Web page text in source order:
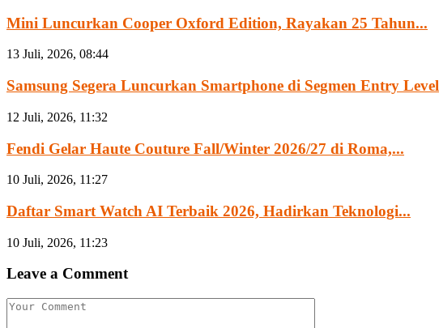
Mini Luncurkan Cooper Oxford Edition, Rayakan 25 Tahun...
13 Juli, 2026, 08:44
Samsung Segera Luncurkan Smartphone di Segmen Entry Level
12 Juli, 2026, 11:32
Fendi Gelar Haute Couture Fall/Winter 2026/27 di Roma,...
10 Juli, 2026, 11:27
Daftar Smart Watch AI Terbaik 2026, Hadirkan Teknologi...
10 Juli, 2026, 11:23
Leave a Comment